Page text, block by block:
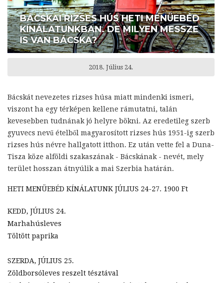
BÁCSKAI RIZSES HÚS HETI MENÜEBÉD
KÍNÁLATUNKBAN. DE MILYEN MESSZE
IS VAN BÁCSKA?
2018. Július 24.
Bácskát nevezetes rizses húsa miatt mindenki ismeri,
viszont ha egy térképen kellene rámutatni, talán
kevesebben tudnának jó helyre bökni. Az eredetileg szerb
gyuvecs nevű ételből magyarosított rizses hús 1951-ig szerb
rizses hús névre hallgatott itthon. Ez után vette fel a Duna-
Tisza köze alföldi szakaszának - Bácskának - nevét, mely
terület hosszan átnyúlik a mai Szerbia határán.
HETI MENÜEBÉD KÍNÁLATUNK JÚLIUS 24-27. 1900 Ft
KEDD, JÚLIUS 24.
Marhahúsleves
Töltött paprika
SZERDA, JÚLIUS 25.
Zöldborsóleves reszelt tésztával